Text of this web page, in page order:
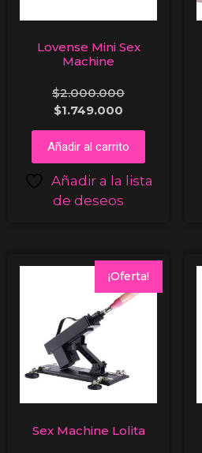
Lovense Mini Sex
Machine
$2.000.000
$1.749.000
Añadir al carrito
Añadir a la lista
de deseos
¡Oferta!
Sex Machine Lolita